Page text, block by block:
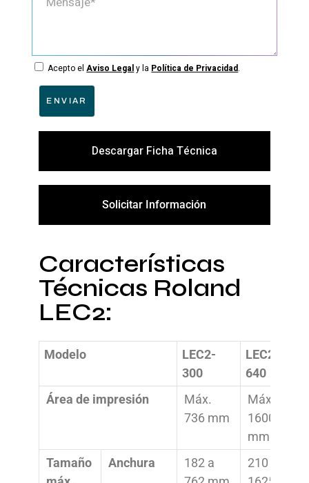
Acepto elAviso Legaly la Política de Privacidad.
ENVIAR
Descargar Ficha Técnica
Solicitar Información
Características
Técnicas Roland
LEC2:
Modelo
LEC2-
300
LEC2-
640
Área de impresión
Máx.
736 mm
Máx.
1600
mm
Tamaño
Anchura
182 a
210 a